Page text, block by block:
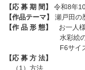
【応 募 期 間】
令和8年
【作品テーマ】
瀬戸田の
【作 品 形 態】
お一人
水彩絵の具、色
F6サイズ（長辺
【応 募 方 法】
（1）方法